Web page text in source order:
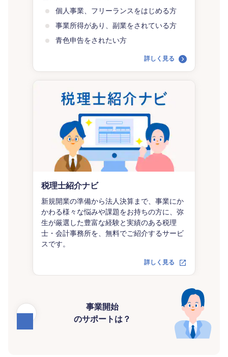
事業開始
のサポートは？
個人事業、フリーランスをはじめる方
事業所得があり、副業をされている方
青色申告をされたい方
詳しく見る
税理士紹介ナビ
新規開業の準備から法人決算まで、事業にか
かわる様々な悩みや課題をお持ちの方に、弥
生が厳選した豊富な経験と実績のある税理
士・会計事務所を、無料でご紹介するサービ
スです。
詳しく見る